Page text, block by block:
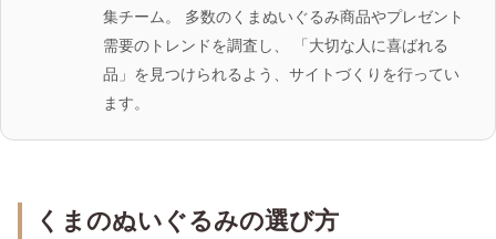
集チーム。 多数のくまぬいぐるみ商品やプレゼント
需要のトレンドを調査し、 「大切な人に喜ばれる
品」を見つけられるよう、サイトづくりを行ってい
ます。
くまのぬいぐるみの選び方